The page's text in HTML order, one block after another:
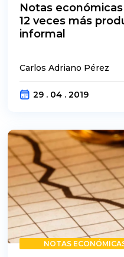
Notas
12 veces más
informal
Carlos Adriano Pérez
29 . 04 . 2019
NOTAS